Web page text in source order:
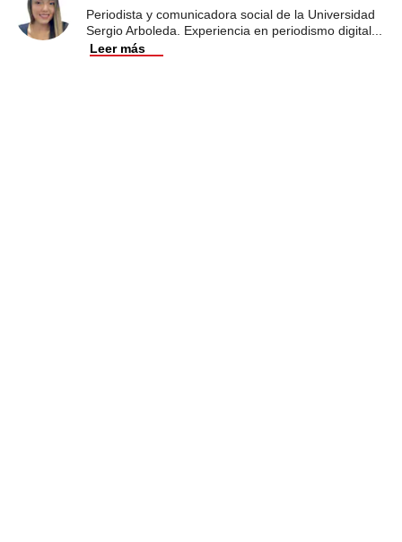
Periodista y comunicadora social de la Universidad
Sergio Arboleda. Experiencia en periodismo digital
Leer más